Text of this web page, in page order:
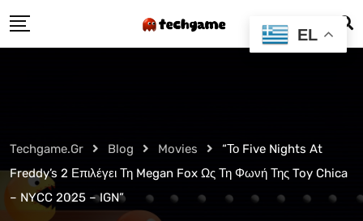
to
Techgame.gr Blog Movies
“Το Five Nights At
Freddy’s 2 Επιλέγει Τη Megan Fox Ως Τη Φωνή Της Toy Chica
– NYCC 2025 – IGN”
EL